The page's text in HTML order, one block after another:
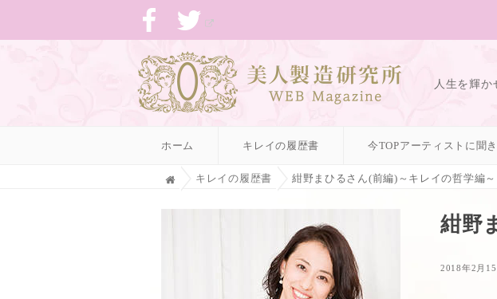
人生を輝か
ホーム キレイの履歴書 今TOPアーティストに聞
H
キレイの履歴書 紺野まひるさん(前編)～キレイの哲学編～
紺野
2018年2月